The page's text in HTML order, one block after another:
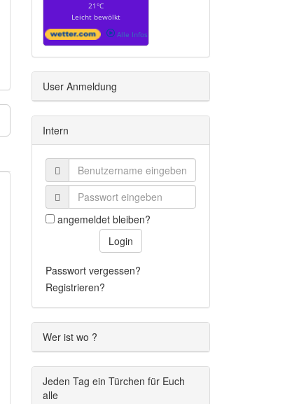
21°C
Leicht bewölkt
Alle Infos
User Anmeldung
Intern
angemeldet bleiben?
Login
Passwort vergessen?
Registrieren?
Wer ist wo ?
Jeden Tag ein Türchen für Euch
alle